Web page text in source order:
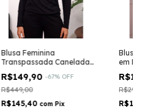
Blusa Feminina
Transpassada Canelada
Manga Longa
R$149,90 -67% OFF
R$449,00
R$145,40 com Pix
Blusa
em
SOFT